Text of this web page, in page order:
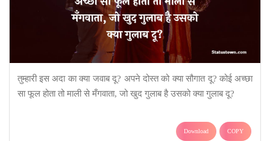
तुम्हारी इस अदा का क्या जवाब दू? अपने दोस्त को क्या सौगात दू? कोई अच्छा
सा फूल होता तो माली से मँगवाता, जो खुद गुलाब है उसको क्या गुलाब दू?
Download COPY